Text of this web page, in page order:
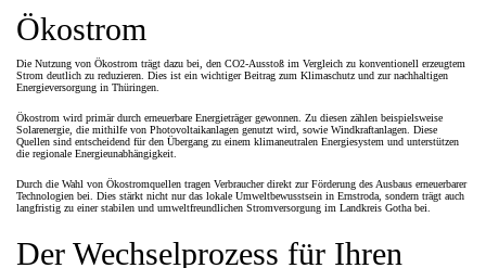
Ökostrom
Die Nutzung von Ökostrom trägt dazu bei, den CO2-Ausstoß im Vergleich zu konventionell erzeugtem
Strom deutlich zu reduzieren. Dies ist ein wichtiger Beitrag zum Klimaschutz und zur nachhaltigen
Energieversorgung in Thüringen.
Ökostrom wird primär durch erneuerbare Energieträger gewonnen. Zu diesen zählen beispielsweise
Solarenergie, die mithilfe von Photovoltaikanlagen genutzt wird, sowie Windkraftanlagen. Diese
Quellen sind entscheidend für den Übergang zu einem klimaneutralen Energiesystem und unterstützen
die regionale Energieunabhängigkeit.
Durch die Wahl von Ökostromquellen tragen Verbraucher direkt zur Förderung des Ausbaus erneuerbarer
Technologien bei. Dies stärkt nicht nur das lokale Umweltbewusstsein in Ernstroda, sondern trägt auch
langfristig zu einer stabilen und umweltfreundlichen Stromversorgung im Landkreis Gotha bei.
Der Wechselprozess für Ihren